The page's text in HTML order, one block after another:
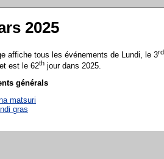
2025
affiche tous les événements de Lundi, le 3rd
est le 62th jour dans 2025.
générals
matsuri
gras